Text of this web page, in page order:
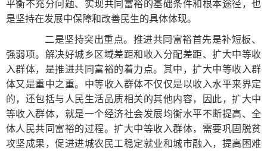
平衡不充分问题、实现共同富裕的基础条件和根本途径，也
是坚持在发展中保障和改善民生的具体体现。
二是坚持突出重点。推进共同富裕首先是补短板、
强弱项。解决好城乡区域差距和收入分配差距、扩大中等收
入群体，是推进共同富裕的着力点。其中，扩大中等收入群
体又是重中之重。中等收入群体不仅仅是以收入水平来界定
的，还包括与人民生活品质相关的其他内容，因此，扩大中
等收入群体，就是一个经济社会发展均衡水平不断提高、全
体人民共同富裕的过程。扩大中等收入群体，需要巩固脱贫
攻坚成果，促进进城农民工稳定就业和城市融入，提高困难